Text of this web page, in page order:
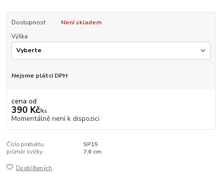
Dostupnost
Není skladem
Výška
Nejsme plátci DPH
cena od
390 Kč/ks
Momentálně není k dispozici
Číslo produktu:
SP15
průměr svíčky:
7,6 cm
Do oblíbených